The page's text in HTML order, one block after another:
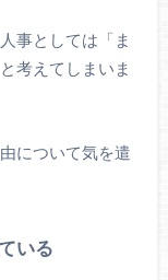
事としては「ま
考えてしまいま
について気を遣
いる